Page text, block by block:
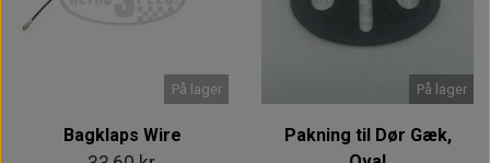
På lager
Bagklaps Wire
På lager
Pakning til Dør Gæk,